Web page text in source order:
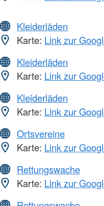
Kleiderläden
Karte: Link zur
Kleiderläden
Karte: Link zur
Kleiderläden
Karte: Link zur
Ortsvereine
Karte: Link zur
Rettungswache
Karte: Link zur